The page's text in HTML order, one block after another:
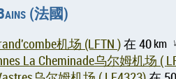
(法國)
La Grand'combe机场 (LFTN )在 40km ↑